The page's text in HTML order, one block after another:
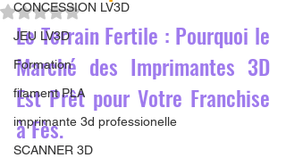
CONCESSION LV3D
JEU LV3D
Formation
filament PLA
imprimante 3d professionelle
SCANNER 3D
Noté NaN étoiles sur 5.
Le Terrain Fertile : Pourquoi le
Marché des Imprimantes 3D
Est Prêt pour Votre Franchise
à Fès.